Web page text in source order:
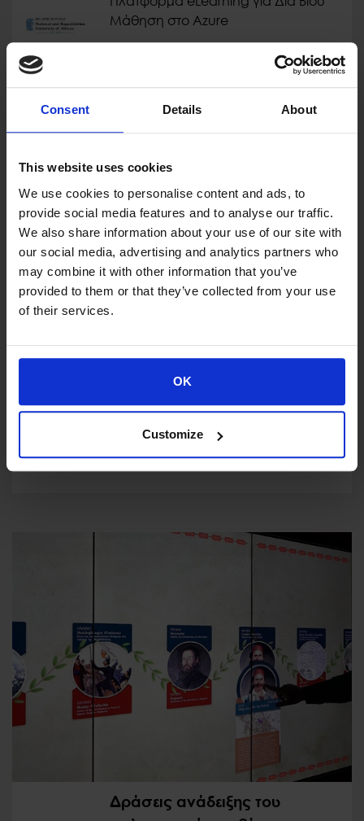
Consent Details About
This website uses cookies
We use cookies to personalise content and ads, to
provide social media features and to analyse our traffic.
We also share information about your use of our site with
our social media, advertising and analytics partners who
may combine it with other information that you’ve
provided to them or that they’ve collected from your use
of their services.
OK
Customize
Μάθηση στο Azure
Ψηφιακός Πολιτισμός
Digital Museum
Δράσεις ανάδειξης του